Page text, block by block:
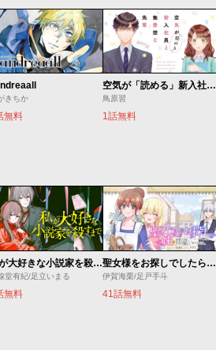
きちか
無料
空気が「読める」新入社員と無愛想な先輩
鳥原習
1話無料
私が大好きな小説家を殺すまで
堂有紀/足立いまる
無料
聖女様をお探しでしたら妹で間違いありません。さあどうぞお連れください、今すぐ。
伊賀海栗/足戸手斗
41話無料